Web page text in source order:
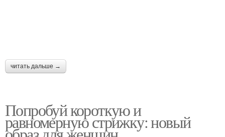
Модные стрижки
Женские стрижки
непослушных волос
читать дальше →
Попробуй короткую и
равномерную стрижку: новый